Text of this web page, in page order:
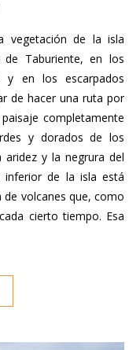
Taburiente, en los
en los escarpados
de hacer una ruta por
completamente
y dorados de los
y la negrura del
inferior de la isla está
volcanes que, como
cierto tiempo. Esa